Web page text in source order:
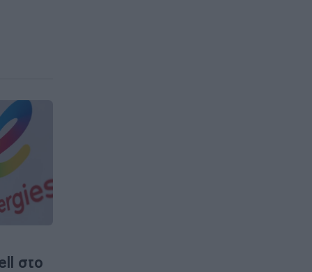
στο